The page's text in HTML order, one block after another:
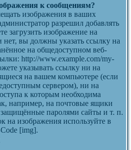
к сообщениям?
изображения в ваших
разрешил добавлять
загрузить изображение на
вы должны указать ссылку на
на общедоступном веб-
http://www.example.com/my-
указывать ссылку ни на
на вашем компьютере (если
сервером), ни на
к которым необходима
например, на почтовые ящики
паролями сайты и т. п.
на изображения используйте в
[img].